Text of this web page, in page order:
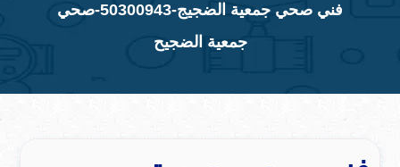
فني صحي جمعية الضجيج-50300943-صحي
جمعية الضجيح